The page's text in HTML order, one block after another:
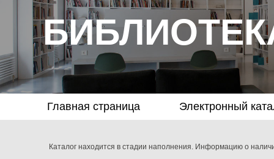
Главная страница Электронный
Каталог находится в стадии наполнения. Информацию о